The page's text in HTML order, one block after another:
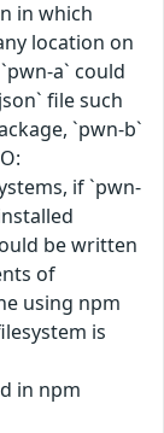
in which
location on
a` could
file such
`pwn-b`
if `pwn-
be written
of
using npm
is
in npm